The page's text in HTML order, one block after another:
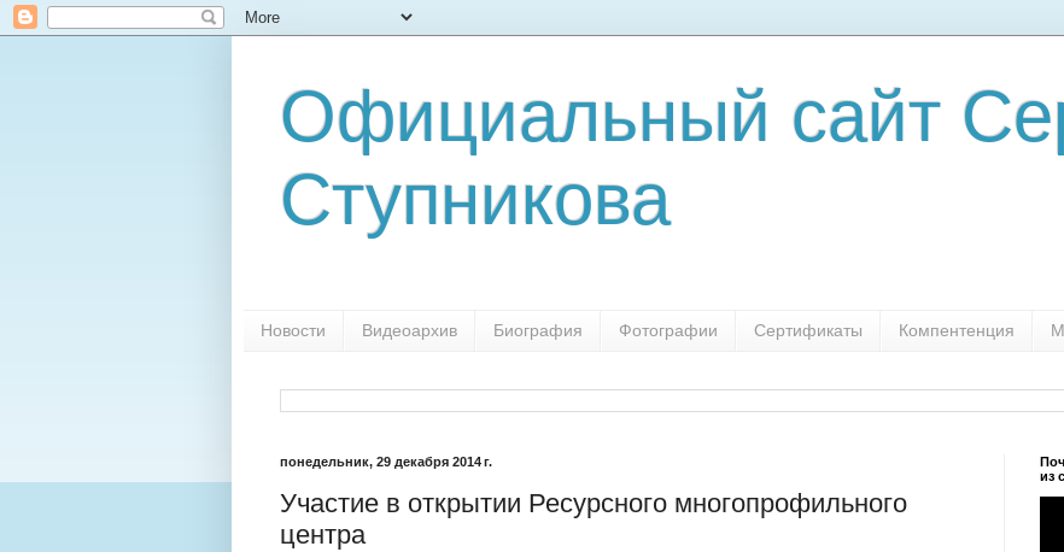
Официальный сайт
Ступникова
Новости Видеоархив Биография Фотографии Сертификаты Компентенция
понедельник, 29 декабря 2014 г.
Участие в открытии Ресурсного многопрофильного
центра
из